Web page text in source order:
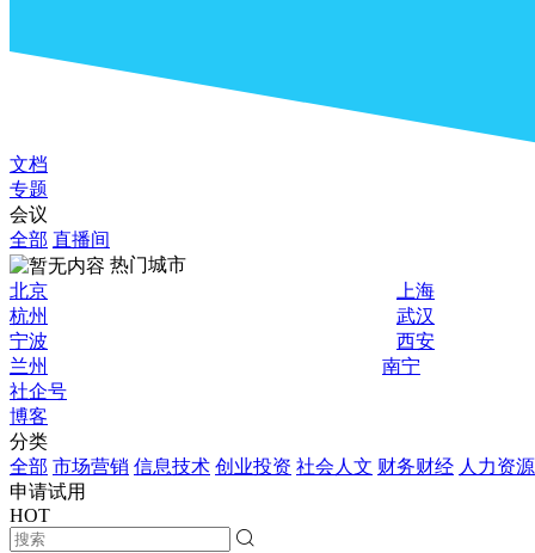
文档
专题
会议
全部 直播间
热门城市
北京
上海
杭州
武汉
宁波
西安
兰州
南宁
社企号
博客
分类
全部 市场营销 信息技术 创业投资 社会人文 财务财经 人力资源
申请试用
HOT